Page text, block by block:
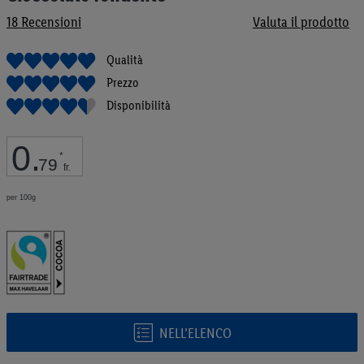
18Recensioni Valuta il prodotto
Qualità
Prezzo
Disponibilità
0.79 *
fr.
per 100g
NELL’ELENCO
di